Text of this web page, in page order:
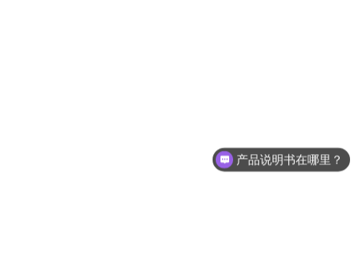
产品说明书在哪里？